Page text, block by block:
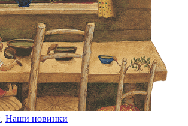
, Наши новинки